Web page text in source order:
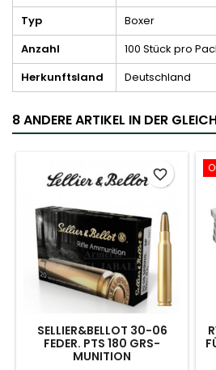
Typ
Boxer
Anzahl
100 Stück pro
Herkunftsland
Deutschland
8 ANDERE ARTIKEL IN DER
SELLIER&BELLOT 30-06
FEDER. PTS 180 GRS-
MUNITION
favorite_border